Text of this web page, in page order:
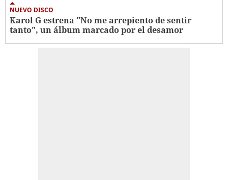
NUEVO DISCO
Karol G estrena "No me arrepiento de sentir
tanto", un álbum marcado por el desamor